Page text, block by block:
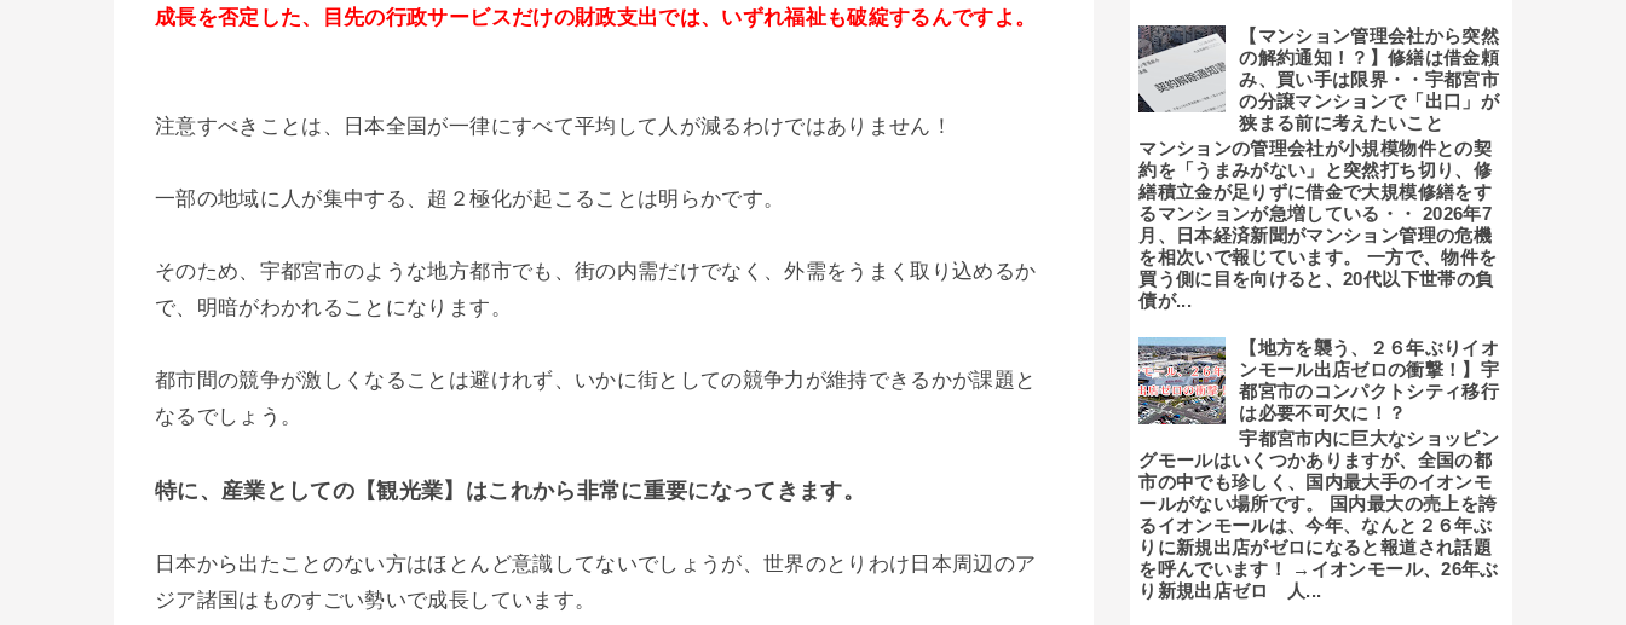
成長を否定した、目先の行政サービスだけの財政支出では、いずれ福祉も破綻するんですよ。
注意すべきことは、日本全国が一律にすべて平均して人が減るわけではありません！
一部の地域に人が集中する、超２極化が起こることは明らかです。
そのため、宇都宮市のような地方都市でも、街の内需だけでなく、外需をうまく取り込めるか
で、明暗がわかれることになります。
都市間の競争が激しくなることは避けれず、いかに街としての競争力が維持できるかが課題と
なるでしょう。
特に、産業としての【観光業】はこれから非常に重要になってきます。
日本から出たことのない方はほとんど意識してないでしょうが、世界のとりわけ日本周辺のア
ジア諸国はものすごい勢いで成長しています。
【マンション管理会社から突然
の解約通知！？】修繕は借金頼
み、買い手は限界・・宇都宮市
の分譲マンションで「出口」が
狭まる前に考えたいこと
マンションの管理会社が小規模物件との契
約を「うまみがない」と突然打ち切り、修
繕積立金が足りずに借金で大規模修繕をす
るマンションが急増している・・ 2026年7
月、日本経済新聞がマンション管理の危機
を相次いで報じています。 一方で、物件を
買う側に目を向けると、20代以下世帯の負
債が...
【地方を襲う、２６年ぶりイオ
ンモール出店ゼロの衝撃！】宇
都宮市のコンパクトシティ移行
は必要不可欠に！？
宇都宮市内に巨大なショッピン
グモールはいくつかありますが、全国の都
市の中でも珍しく、国内最大手のイオンモ
ールがない場所です。 国内最大の売上を誇
るイオンモールは、今年、なんと２６年ぶ
りに新規出店がゼロになると報道され話題
を呼んでいます！ →イオンモール、26年ぶ
り新規出店ゼロ 人...